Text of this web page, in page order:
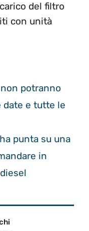
del filtro
con unità
potranno
date e tutte le
punta su una
in